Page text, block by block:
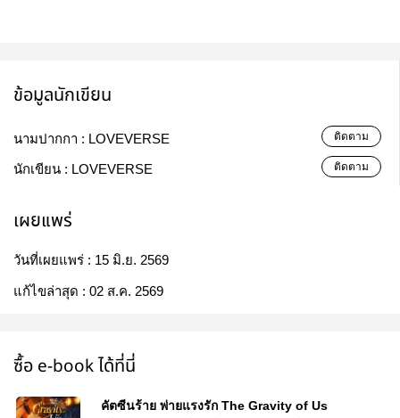
ข้อมูลนักเขียน
นามปากกา : LOVEVERSE ติดตาม
นักเขียน : LOVEVERSE ติดตาม
เผยแพร่
วันที่เผยแพร่ : 15 มิ.ย. 2569
แก้ไขล่าสุด : 02 ส.ค. 2569
ซื้อ e-book ได้ที่นี่
คัตซีนร้าย พ่ายแรงรัก The Gravity of Us